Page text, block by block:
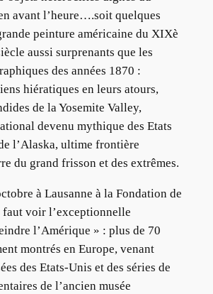
avant l’heure….soit quelques
peinture américaine du XIXè
aussi surprenants que les
des années 1870 :
hiératiques en leurs atours,
de la Yosemite Valley,
devenu mythique des Etats
l’Alaska, ultime frontière
du grand frisson et des extrêmes.
à Lausanne à la Fondation de
voir l’exceptionnelle
l’Amérique » : plus de 70
montrés en Europe, venant
des Etats-Unis et des séries de
de l’ancien musée